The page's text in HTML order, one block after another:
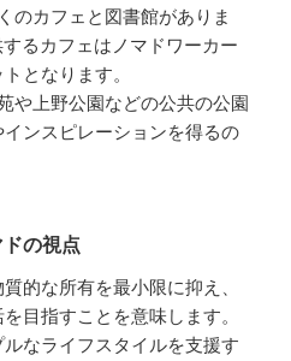
のカフェと図書館がありま
るカフェはノマドワーカー
となります。
や上野公園などの公共の公園
ンスピレーションを得るの
の視点
的な所有を最小限に抑え、
目指すことを意味します。
なライフスタイルを支援す